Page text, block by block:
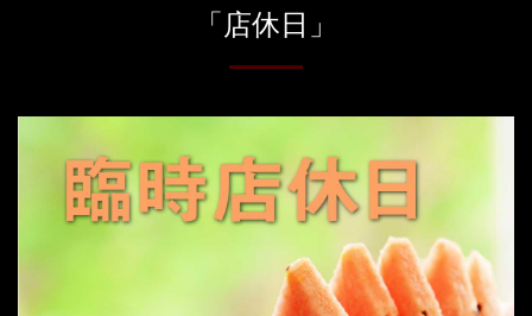
「店休日」